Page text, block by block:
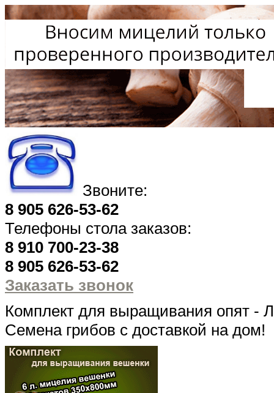
Звоните:
8 905 626-53-62
Телефоны стола заказов:
8 910 700-23-38
8 905 626-53-62
Заказать звонок
Комплект для выращивания опят -
Семена грибов с доставкой на дом!